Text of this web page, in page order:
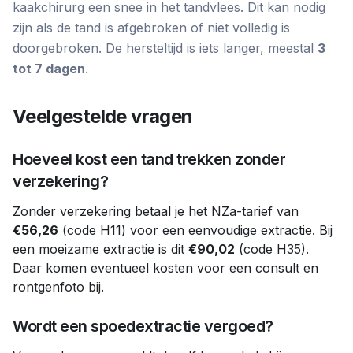
kaakchirurg een snee in het tandvlees. Dit kan nodig
zijn als de tand is afgebroken of niet volledig is
doorgebroken. De hersteltijd is iets langer, meestal 3
tot 7 dagen.
Veelgestelde vragen
Hoeveel kost een tand trekken zonder
verzekering?
Zonder verzekering betaal je het NZa-tarief van
€56,26 (code H11) voor een eenvoudige extractie. Bij
een moeizame extractie is dit €90,02 (code H35).
Daar komen eventueel kosten voor een consult en
rontgenfoto bij.
Wordt een spoedextractie vergoed?